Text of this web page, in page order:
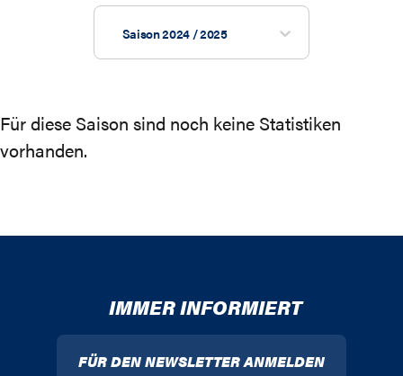
Saison 2024 / 2025
Für diese Saison sind noch keine Statistiken
vorhanden.
IMMER INFORMIERT
FÜR DEN NEWSLETTER ANMELDEN